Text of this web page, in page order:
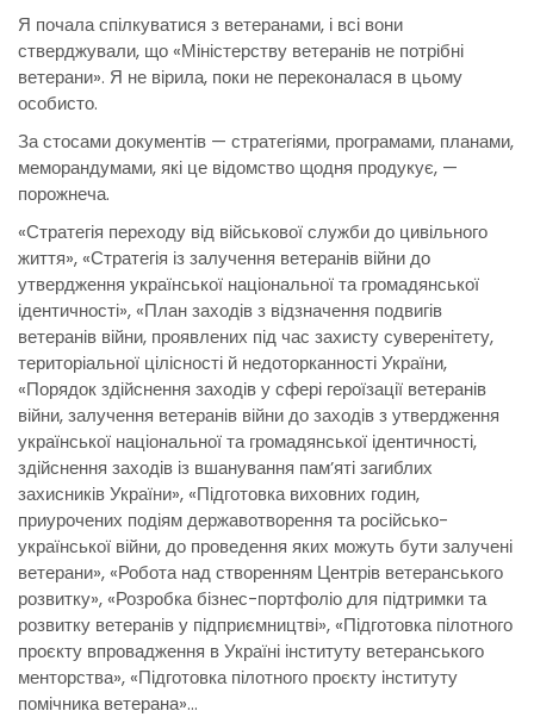
Я почала спілкуватися з ветеранами, і всі вони
стверджували, що «Міністерству ветеранів не потрібні
ветерани». Я не вірила, поки не переконалася в цьому
особисто.
За стосами документів — стратегіями, програмами, планами,
меморандумами, які це відомство щодня продукує, —
порожнеча.
«Стратегія переходу від військової служби до цивільного
життя», «Стратегія із залучення ветеранів війни до
утвердження української національної та громадянської
ідентичності», «План заходів з відзначення подвигів
ветеранів війни, проявлених під час захисту суверенітету,
територіальної цілісності й недоторканності України,
«Порядок здійснення заходів у сфері героїзації ветеранів
війни, залучення ветеранів війни до заходів з утвердження
української національної та громадянської ідентичності,
здійснення заходів із вшанування пам’яті загиблих
захисників України», «Підготовка виховних годин,
приурочених подіям державотворення та російсько-
української війни, до проведення яких можуть бути залучені
ветерани», «Робота над створенням Центрів ветеранського
розвитку», «Розробка бізнес-портфоліо для підтримки та
розвитку ветеранів у підприємництві», «Підготовка пілотного
проєкту впровадження в Україні інституту ветеранського
менторства», «Підготовка пілотного проєкту інституту
помічника ветерана»…